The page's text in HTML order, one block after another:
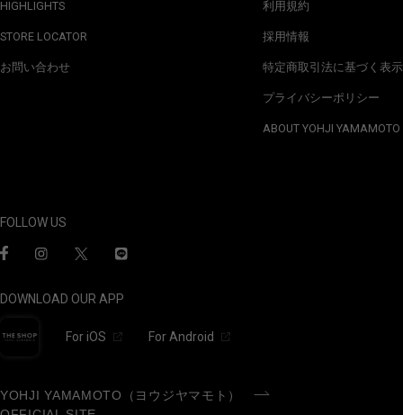
HIGHLIGHTS
STORE LOCATOR
お問い合わせ
利用規約
採用情報
特定商取引法に基づく表示
プライバシーポリシー
ABOUT YOHJI YAMAMOTO
FOLLOW US
DOWNLOAD OUR APP
For iOS For Android
YOHJI YAMAMOTO（ヨウジヤマモト）